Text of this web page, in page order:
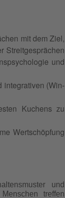
mit dem Ziel,
Streitgesprächen
und
integrativen (Win-
Kuchens zu
Wertschöpfung
und
treffen